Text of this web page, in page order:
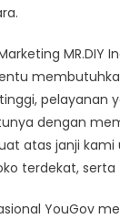
pelayanan
dengan
atas janji
terdekat,
YouGov